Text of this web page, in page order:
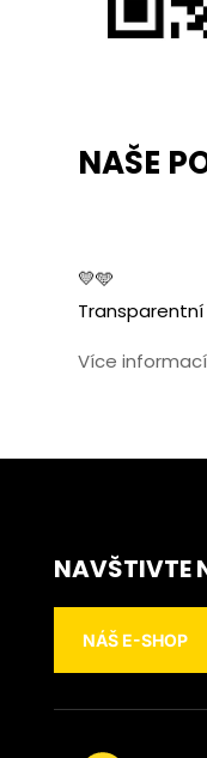
NAŠE
💛🩵
Více
NAVŠTIVTE
NÁŠ E-SHOP